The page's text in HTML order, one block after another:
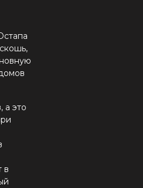
а это
в